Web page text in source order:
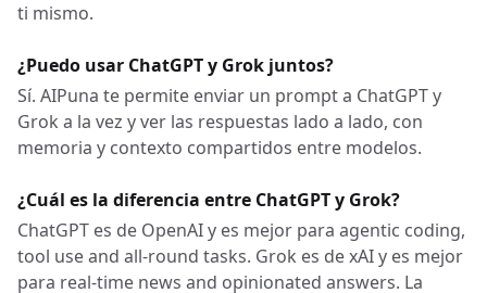
ti mismo.
¿Puedo usar ChatGPT y Grok juntos?
Sí. AIPuna te permite enviar un prompt a ChatGPT y
Grok a la vez y ver las respuestas lado a lado, con
memoria y contexto compartidos entre modelos.
¿Cuál es la diferencia entre ChatGPT y Grok?
ChatGPT es de OpenAI y es mejor para agentic coding,
tool use and all-round tasks. Grok es de xAI y es mejor
para real-time news and opinionated answers. La